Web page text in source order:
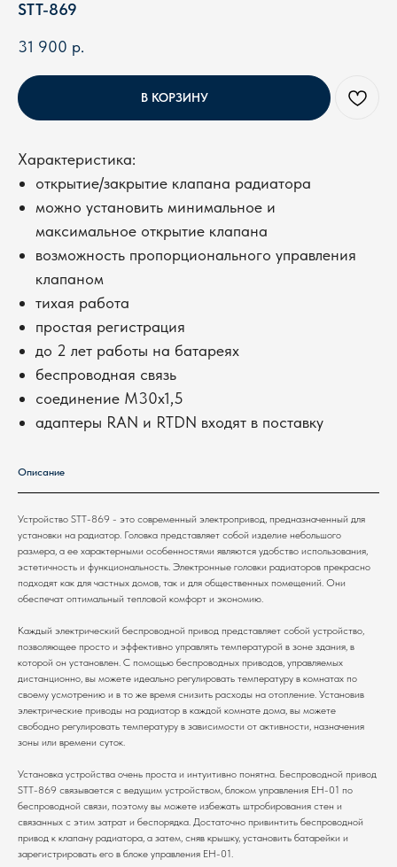
STT-869
31 900 р.
В КОРЗИНУ
Характеристика:
открытие/закрытие клапана радиатора
можно установить минимальное и
максимальное открытие клапана
возможность пропорционального управления
клапаном
тихая работа
простая регистрация
до 2 лет работы на батареях
беспроводная связь
соединение M30x1,5
адаптеры RAN и RTDN входят в поставку
Описание
Устройство STT-869 - это современный электропривод, предназначенный для
установки на радиатор. Головка представляет собой изделие небольшого
размера, а ее характерными особенностями являются удобство использования,
эстетичность и функциональность. Электронные головки радиаторов прекрасно
подходят как для частных домов, так и для общественных помещений. Они
обеспечат оптимальный тепловой комфорт и экономию.
Каждый электрический беспроводной привод представляет собой устройство,
позволяющее просто и эффективно управлять температурой в зоне здания, в
которой он установлен. С помощью беспроводных приводов, управляемых
дистанционно, вы можете идеально регулировать температуру в комнатах по
своему усмотрению и в то же время снизить расходы на отопление. Установив
электрические приводы на радиатор в каждой комнате дома, вы можете
свободно регулировать температуру в зависимости от активности, назначения
зоны или времени суток.
Установка устройства очень проста и интуитивно понятна. Беспроводной привод
STT-869 связывается с ведущим устройством, блоком управления EH-01 по
беспроводной связи, поэтому вы можете избежать штробирования стен и
связанных с этим затрат и беспорядка. Достаточно привинтить беспроводной
привод к клапану радиатора, а затем, сняв крышку, установить батарейки и
зарегистрировать его в блоке управления EH-01.